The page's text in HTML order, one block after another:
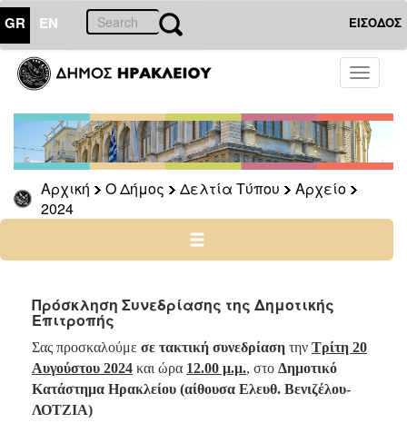
GR EN ΕΙΣΟΔΟΣ
Toggle
Αρχική Ο Δήμος Δελτία Τύπου
Αρχείο
2024
ΔΗΜΟΣ
Δελτία
Τύπου
Αρχείο
2026
2025
2022
2021
2020
2019
2018
Πρόσκληση Συνεδρίασης της Δημοτικής
Επιτροπής
Σας προσκαλούμε σε τακτική συνεδρίαση την Τρίτη 20
Αυγούστου 2024 και ώρα 12.00 μ.μ., στο Δημοτικό
Κατάστημα Ηρακλείου (αίθουσα Ελευθ. Βενιζέλου-
ΛΟΤΖΙΑ)